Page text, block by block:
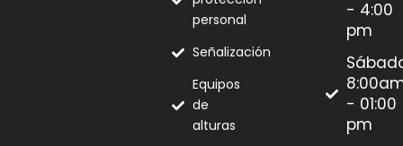
personal
Señalización
Equipos
de
alturas
- 4:00
pm
- 01:00
pm